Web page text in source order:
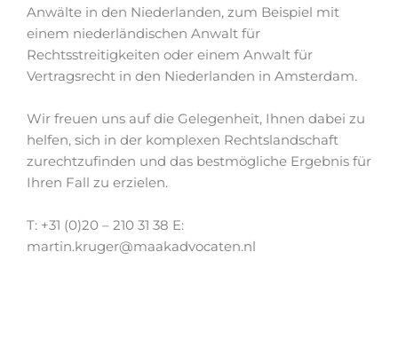
Anwälte in den Niederlanden, zum Beispiel mit
einem niederländischen Anwalt für
Rechtsstreitigkeiten oder einem Anwalt für
Vertragsrecht in den Niederlanden in Amsterdam.
Wir freuen uns auf die Gelegenheit, Ihnen dabei zu
helfen, sich in der komplexen Rechtslandschaft
zurechtzufinden und das bestmögliche Ergebnis für
Ihren Fall zu erzielen.
T: +31 (0)20 – 210 31 38 E:
martin.kruger@maakadvocaten.nl